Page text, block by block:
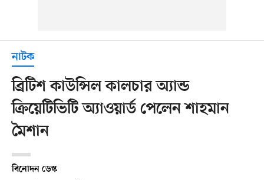
নাটক
ব্রিটিশ কাউন্সিল কালচার অ্যান্ড
ক্রিয়েটিভিটি অ্যাওয়ার্ড পেলেন শাহমান
মৈশান
বিনোদন ডেস্ক